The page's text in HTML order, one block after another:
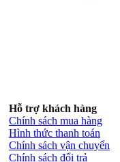
Hỗ trợ khách hàng
Chính sách mua hàng
Hình thức thanh toán
Chính sách vận chuyển
Chính sách đổi trả